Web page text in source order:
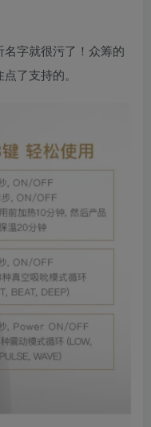
字就很污了！众筹的
了支持的。